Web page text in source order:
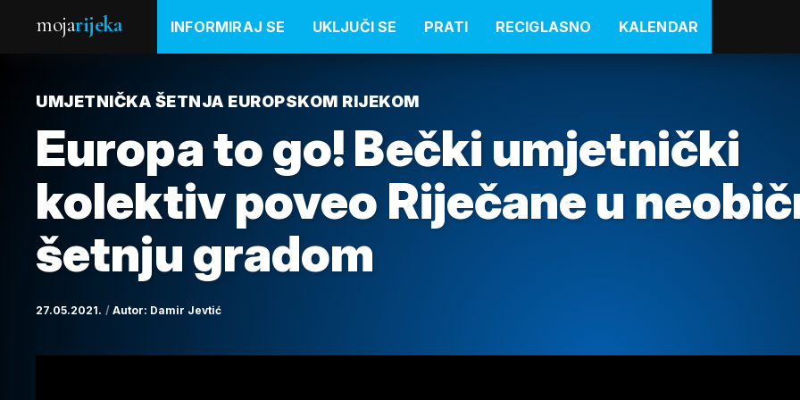
mojarijeka INFORMIRAJ SE UKLJUČI SE PRATI RECIGLASNO KALENDAR
UMJETNIČKA ŠETNJA EUROPSKOM RIJEKOM
Europa to go! Bečki umjetnički
kolektiv poveo Riječane u
šetnju gradom
27.05.2021. Autor: Damir Jevtić